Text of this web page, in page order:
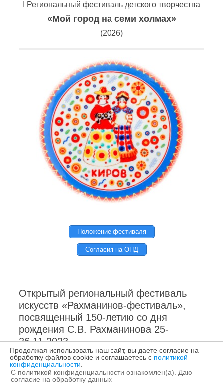
I Региональный фестиваль детского творчества
«Мой город на семи холмах»
(2026)
Положение фестиваля
Согласия на ОПД
Открытый региональный фестиваль
искусств «Рахманинов-фестиваль»,
посвященный 150-летию со дня
рождения С.В. Рахманинова 25-
26.11.2023
Открытый региональный
Продолжая использовать наш сайт, вы даете согласие на
обработку файлов cookie и соглашаетесь с политикой
конфиденциальности
С политикой конфиденциальности ознакомлен(а). Даю
согласие на обработку данных